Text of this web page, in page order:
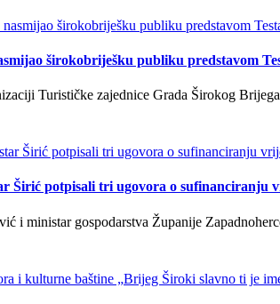
širokobriješku publiku predstavom
Turističke zajednice Grada Širokog
Širić potpisali tri ugovora o sufinanciranju
i ministar gospodarstva Županije